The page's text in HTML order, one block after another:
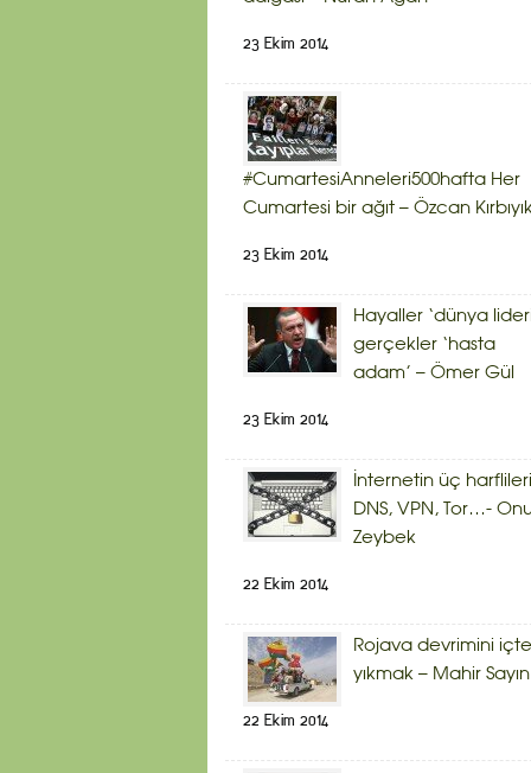
23 Ekim 2014
#CumartesiAnneleri500hafta Her
Cumartesi bir ağıt – Özcan
23 Ekim 2014
Hayaller ‘dünya
gerçekler ‘hasta
adam’ – Ömer Gül
23 Ekim 2014
İnternetin üç
DNS, VPN, Tor…-
Zeybek
22 Ekim 2014
Rojava devrimini
yıkmak – Mahir Sayın
22 Ekim 2014